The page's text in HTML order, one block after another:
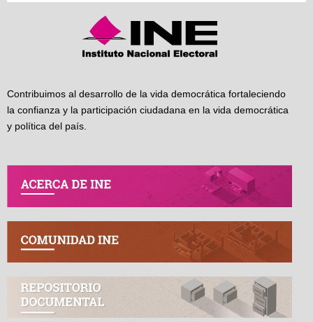
Contribuimos al desarrollo de la vida democrática fortaleciendo
la confianza y la participación ciudadana en la vida democrática
y política del país.